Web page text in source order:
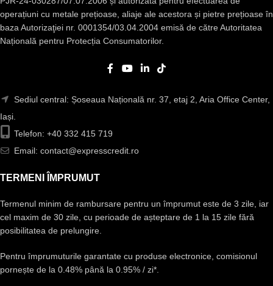
operațiuni cu metale prețioase, aliaje ale acestora și pietre prețioase în
baza Autorizaţiei nr. 0001354/03.04.2004 emisă de către Autoritatea
Națională pentru Protecția Consumatorilor.
Sediul central: Șoseaua Națională nr. 37, etaj 2, Aria Office Center,
Iași.
Telefon: +40 332 415 719
Email: contact@expresscredit.ro
TERMENI ÎMPRUMUT
Termenul minim de rambursare pentru un împrumut este de 3 zile, iar
cel maxim de 30 zile, cu perioade de așteptare de 1 la 15 zile fără
posibilitatea de prelungire.
Pentru împrumuturile garantate cu produse electronice, comisionul
pornește de la 0.48% până la 0.95% / zi*.